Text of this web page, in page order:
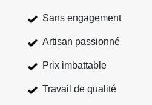
Sans engagement
Artisan passionné
Prix imbattable
Travail de qualité